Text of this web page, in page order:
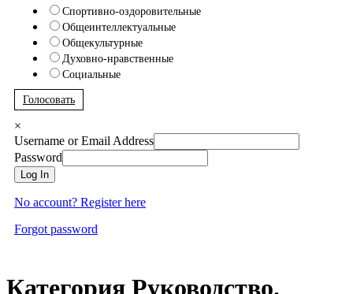
Спортивно-оздоровительные
Общеинтеллектуальные
Общекультурные
Духовно-нравственные
Социальные
Голосовать
×
Username or Email Address
Password
Log In
No account? Register here
Forgot password
Категория Руководство.